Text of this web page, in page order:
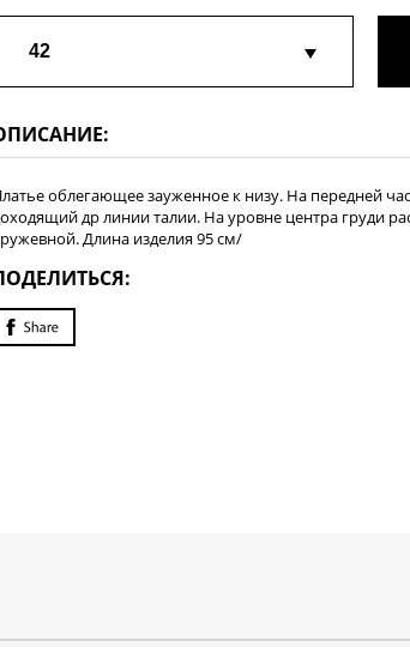
42
облегающее зауженное к низу. На передней
др линии талии. На уровне центра груди
Длина изделия 95 см/